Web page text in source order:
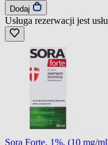
Dodaj
Usługa rezerwacji jest
Sora Forte, 1%, (10 mg/